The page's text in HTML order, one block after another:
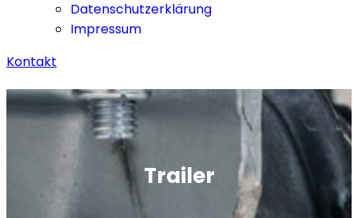
Datenschutzerklärung
Impressum
Kontakt
Trailer